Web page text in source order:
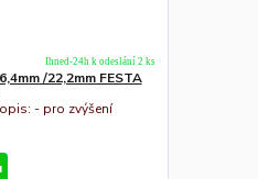
/22,2mm FESTA
- pro zvýšení
Ihned-24h k odeslání 2 ks